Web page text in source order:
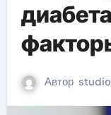
Автор